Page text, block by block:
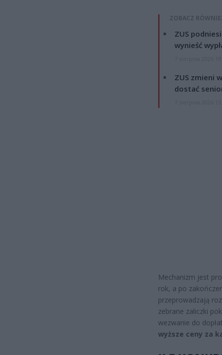
ZOBACZ
ZUS
wynieść
ZUS zmieni
dostać
Mechanizm jest
rok, a po
przeprowadzają
zebrane zaliczki
wezwanie do
wyższe ceny za